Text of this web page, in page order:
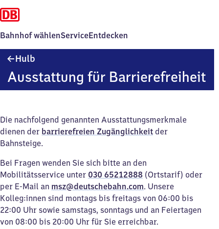
Bahnhof wählenServiceEntdecken
Hulb
Ausstattung für Barrierefreiheit
Die nachfolgend genannten Ausstattungsmerkmale
dienen der barrierefreien Zugänglichkeit der
Bahnsteige.
Bei Fragen wenden Sie sich bitte an den
Mobilitätsservice unter 030 65212888 (Ortstarif) oder
per E-Mail an msz@deutschebahn.com. Unsere
Kolleg:innen sind montags bis freitags von 06:00 bis
22:00 Uhr sowie samstags, sonntags und an Feiertagen
von 08:00 bis 20:00 Uhr für Sie erreichbar.